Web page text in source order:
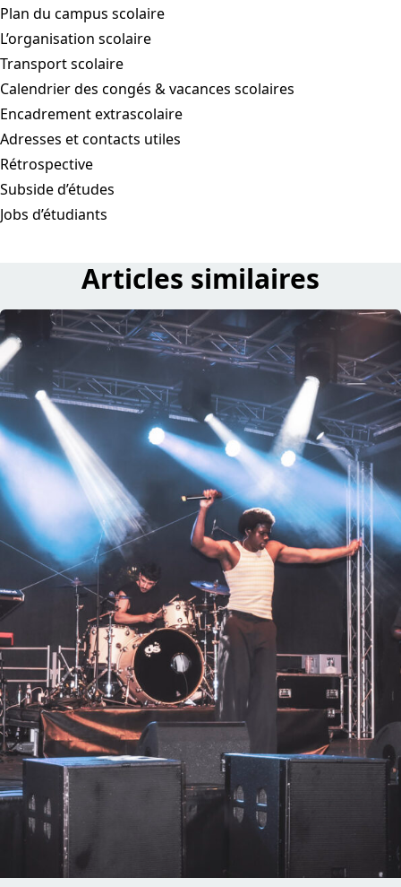
Plan du campus scolaire
L’organisation scolaire
Transport scolaire
Calendrier des congés & vacances scolaires
Encadrement extrascolaire
Adresses et contacts utiles
Rétrospective
Subside d’études
Jobs d’étudiants
Articles similaires
read Fotoréckbleck vum Samschdeg – Schuller Kiermes